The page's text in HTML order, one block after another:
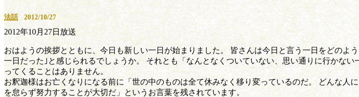
法話2012/10/27
2012年10月27日放送
おはようの挨拶とともに、今日も新しい一日が始まりました。 皆さんは今日と言う一日をどの
一日だった｣と感じられるでしょうか。 それとも「なんとなくついていない、思い通りに行かな
ってくることはありません。
お釈迦様はお亡くなりになる前に「世の中のものは全て休みなく移り変っているのだ。 どんな
を怠らず努力することが大切だ」というお言葉を残されています。